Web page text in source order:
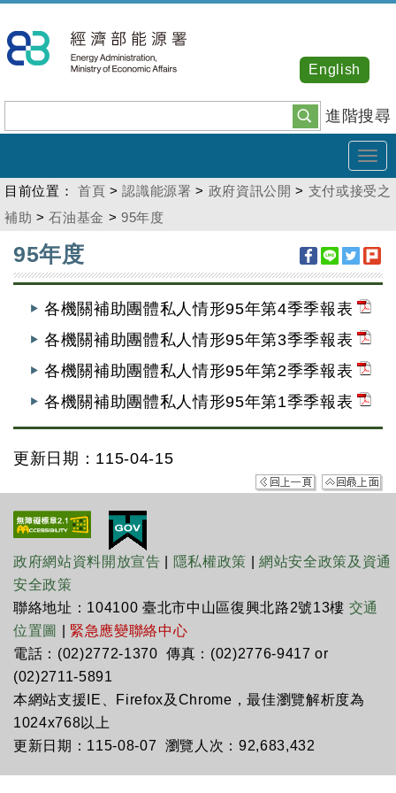
到
主
內
容
進階搜尋
English
目前位置： 首頁 >認識能源署 > 政府資訊公開 > 支付或接受之
補助 >石油基金 >95年度
95年度
各機關補助團體私人情形95年第4季季報表
各機關補助團體私人情形95年第3季季報表
各機關補助團體私人情形95年第2季季報表
各機關補助團體私人情形95年第1季季報表
更新日期：115-04-15
政府網站資料開放宣告 隱私權政策 |網站安全政策及資通
安全政策
聯絡地址：104100 臺北市中山區復興北路2號13樓 交通
位置圖
緊急應變聯絡中心
電話：(02)2772-1370 傳真：(02)2776-9417 or
(02)2711-5891
本網站支援IE、Firefox及Chrome，最佳瀏覽解析度為
1024x768以上
更新日期：115-08-07 瀏覽人次：92,683,432